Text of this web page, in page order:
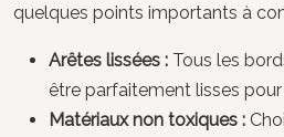
quelques points importants à
Arêtes lissées : Tous les
être parfaitement lisses
Matériaux non toxiques :